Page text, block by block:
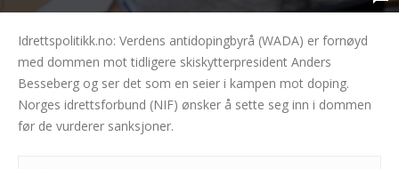
Idrettspolitikk.no: Verdens antidopingbyrå (WADA) er fornøyd
med dommen mot tidligere skiskytterpresident Anders
Besseberg og ser det som en seier i kampen mot doping.
Norges idrettsforbund (NIF) ønsker å sette seg inn i dommen
før de vurderer sanksjoner.